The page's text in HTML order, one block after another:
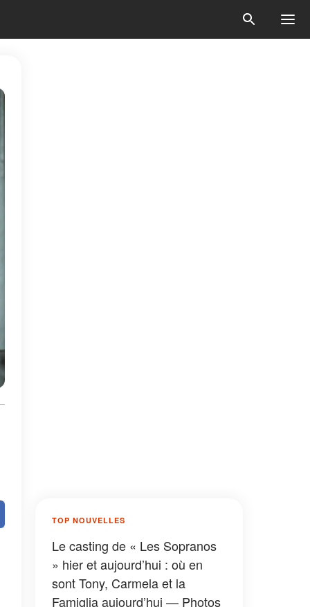
TOP NOUVELLES
Le casting de « Les Sopranos
» hier et aujourd’hui : où en
sont Tony, Carmela et la
Famiglia aujourd’hui — Photos